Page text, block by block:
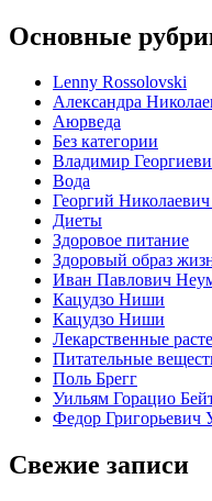
Основные
Lenny Rossolovski
Александра
Аюрведа
Без категории
Владимир
Вода
Георгий
Диеты
Здоровое питание
Здоровый образ
Иван Павлович
Кацудзо Ниши
Кацудзо Ниши
Лекарственные
Питательные
Поль Брегг
Уильям Горацио
Федор Григорьевич
Свежие записи